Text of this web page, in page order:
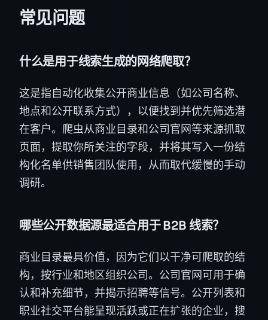
常见问题
什么是用于线索生成的网络爬取？
这是指自动化收集公开商业信息（如公司名称、
地点和公开联系方式），以便找到并优先筛选潜
在客户。爬虫从商业目录和公司官网等来源抓取
页面，提取你所关注的字段，并将其写入一份结
构化名单供销售团队使用，从而取代缓慢的手动
调研。
哪些公开数据源最适合用于 B2B 线索？
商业目录最具价值，因为它们以干净可爬取的结
构，按行业和地区组织公司。公司官网可用于确
认和补充细节，并揭示招聘等信号。公开列表和
职业社交平台能呈现活跃或正在扩张的企业，搜